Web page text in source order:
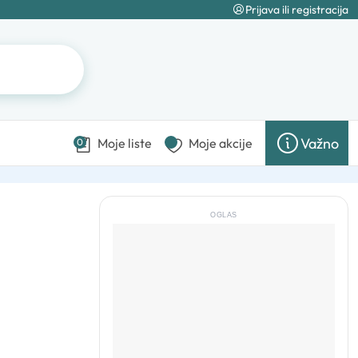
Prijava ili registracija
0 Moje liste Moje akcije Važno
OGLAS